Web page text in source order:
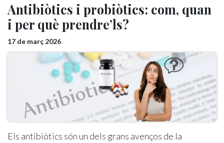
Antibiòtics i probiòtics: com, quan
i per què prendre’ls?
17 de març 2026
Els antibiòtics són un dels grans avenços de la